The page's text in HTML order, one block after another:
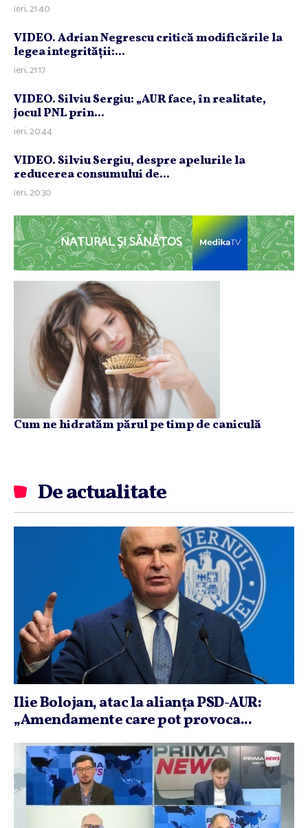
ieri, 21:40
VIDEO. Adrian Negrescu critică modificările la
legea integrităţii:...
ieri, 21:17
VIDEO. Silviu Sergiu: „AUR face, în realitate,
jocul PNL prin...
ieri, 20:44
VIDEO. Silviu Sergiu, despre apelurile la
reducerea consumului de...
ieri, 20:30
NATURAL ȘI SĂNĂTOS
Cum ne hidratăm părul pe timp de caniculă
De actualitate
Ilie Bolojan, atac la alianţa PSD-AUR:
„Amendamente care pot provoca...